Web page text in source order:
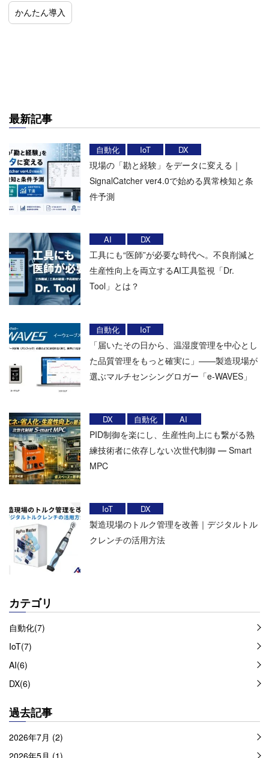
かんたん導入
最新記事
自動化 IoT DX
現場の「勘と経験」をデータに変える｜
SignalCatcher ver4.0で始める異常検知と条
件予測
AI DX
工具にも“医師”が必要な時代へ。不良削減と
生産性向上を両立するAI工具監視「Dr.
Tool」とは？
自動化 IoT
「届いたその日から、温湿度管理を中心とし
た品質管理をもっと確実に」——製造現場が
選ぶマルチセンシングロガー「e-WAVES」
DX 自動化 AI
PID制御を楽にし、生産性向上にも繋がる熟
練技術者に依存しない次世代制御 ― Smart
MPC
IoT DX
製造現場のトルク管理を改善｜デジタルトル
クレンチの活用方法
カテゴリ
自動化(7)
IoT(7)
AI(6)
DX(6)
過去記事
2026年7月 (2)
2026年5月 (1)